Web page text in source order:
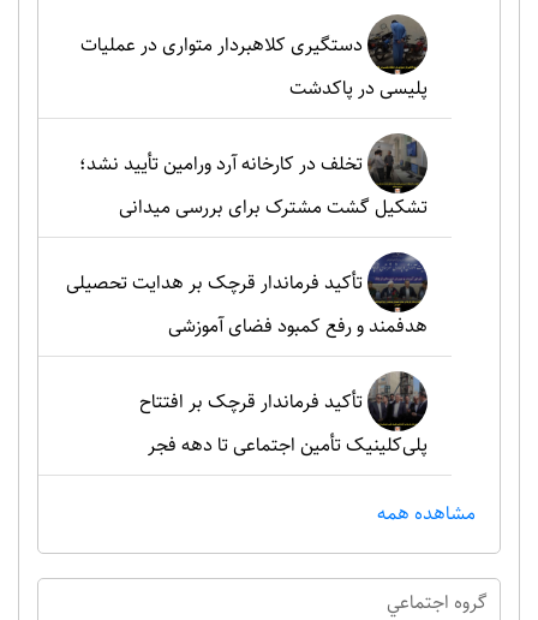
دستگیری کلاهبردار متواری در عملیات
پلیسی در پاکدشت
تخلف در کارخانه آرد ورامین تأیید نشد؛
تشکیل گشت مشترک برای بررسی میدانی
تأکید فرماندار قرچک بر هدایت تحصیلی
هدفمند و رفع کمبود فضای آموزشی
تأکید فرماندار قرچک بر افتتاح
پلی‌کلینیک تأمین اجتماعی تا دهه فجر
مشاهده همه
گروه اجتماعي